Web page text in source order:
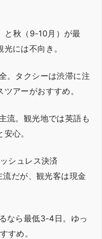
と秋（9-10月）が最
には不向き。
。タクシーは渋滞に注
アーがおすすめ。
流。観光地では英語も
心。
シュレス決済
だが、観光客は現金
なら最低3-4日。ゆっ
すめ。